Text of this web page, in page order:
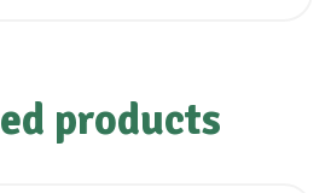
products